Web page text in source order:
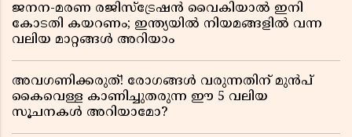
ജനന-മരണ രജിസ്ട്രേഷൻ വൈകിയാൽ ഇനി
കോടതി കയറണം; ഇന്ത്യയിൽ നിയമങ്ങളിൽ വന്ന
വലിയ മാറ്റങ്ങൾ അറിയാം
അവഗണിക്കരുത്! രോഗങ്ങൾ വരുന്നതിന് മുൻപ്
കൈവെള്ള കാണിച്ചുതരുന്ന ഈ 5 വലിയ
സൂചനകൾ അറിയാമോ?